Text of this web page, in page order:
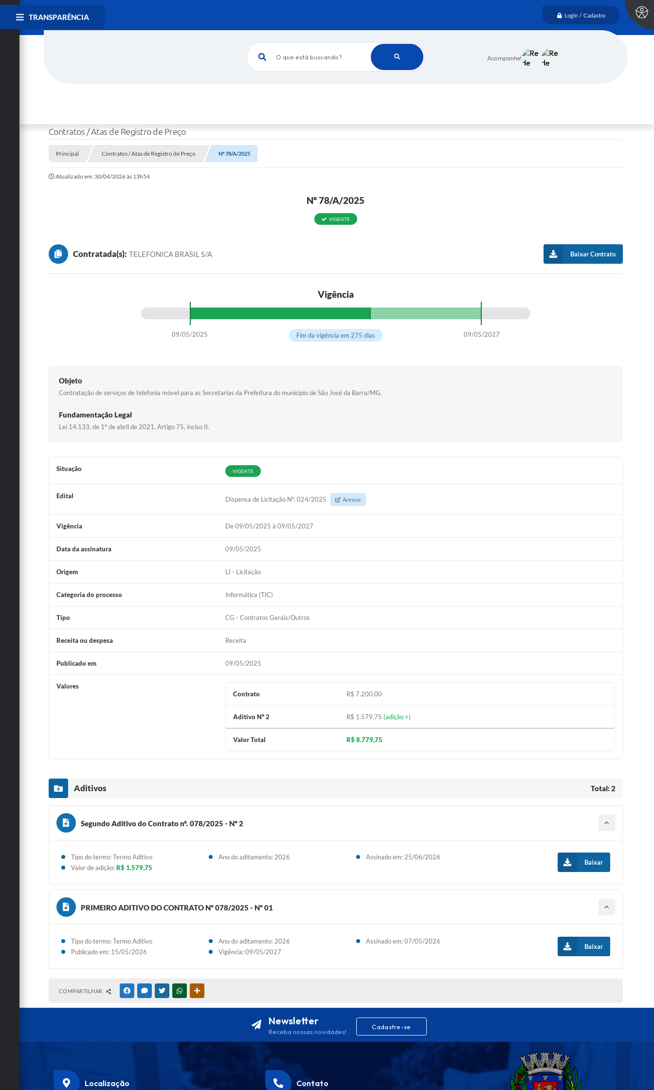
Login / Cadastro
O que está buscando? Acompanhe!
TRANSPARÊNCIA
Contratos / Atas de Registro de Preço
Principal Contratos / Atas de Registro de Preço Nº 78/A/2025
Atualizado em: 30/04/2026 às 13h54
Nº 78/A/2025
VIGENTE
Contratada(s): TELEFONICA BRASIL S/A Baixar Contrato
Vigência
09/05/2025 09/05/2027
Fim da vigência em 275 dias
Objeto
Contratação de serviços de telefonia móvel para as Secretarias da Prefeitura do município de São José da Barra/MG.
Fundamentação Legal
Lei 14.133, de 1° de abril de 2021, Artigo 75, inciso II.
Situação VIGENTE
Edital Dispensa de Licitação Nº. 024/2025 Acessar
Vigência De 09/05/2025 à 09/05/2027
Data da assinatura 09/05/2025
Origem LI - Licitação
Categoria do processo Informática (TIC)
Tipo CG - Contratos Gerais/Outros
Receita ou despesa Receita
Publicado em 09/05/2025
Valores
Contrato
R$ 7.200,00
Aditivo Nº 2 R$ 1.579,75(adição +)
Valor Total R$ 8.779,75
Aditivos Total: 2
Segundo Aditivo do Contrato n°. 078/2025 - Nº 2
Tipo do termo: Termo Aditivo Ano do aditamento: 2026
Assinado em: 25/06/2026
Valor de adição:R$ 1.579,75
Baixar
PRIMEIRO ADITIVO DO CONTRATO Nº 078/2025 - Nº 01
Tipo do termo: Termo Aditivo Ano do aditamento: 2026
Assinado em: 07/05/2026
Publicado em: 15/05/2026
Vigência: 09/05/2027
Baixar
COMPARTILHAR FACEBOOKMESSENGER
TWITTERWHATSAPP
Newsletter
Receba nossas novidades!
Cadastre-se
Localização Contato